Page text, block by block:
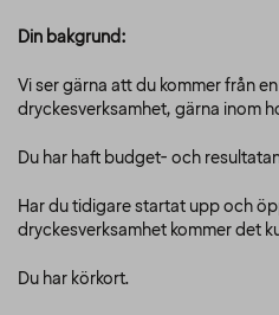
Din bakgrund:
Vi ser gärna att du kommer från
dryckesverksamhet, gärna inom
Du har haft budget- och
Har du tidigare startat upp och
dryckesverksamhet kommer det
Du har körkort.